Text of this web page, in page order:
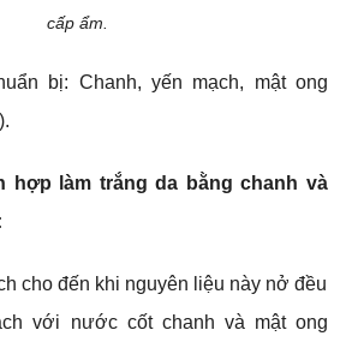
cấp ẩm.
bị: Chanh, yến mạch, mật ong
hợp làm trắng da bằng chanh và
cho đến khi nguyên liệu này nở đều
với nước cốt chanh và mật ong